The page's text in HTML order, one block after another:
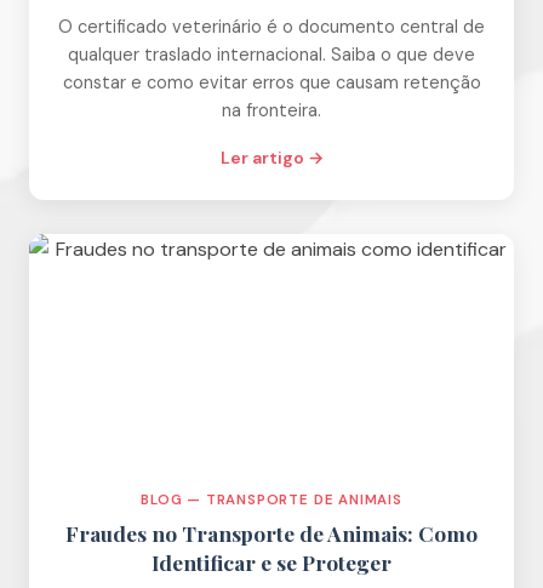
O certificado veterinário é o documento central de
qualquer traslado internacional. Saiba o que deve
constar e como evitar erros que causam retenção
na fronteira.
Ler artigo →
BLOG — TRANSPORTE DE ANIMAIS
Fraudes no Transporte de Animais: Como
Identificar e se Proteger